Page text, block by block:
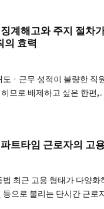
계해고와 주지 절차
의 효력
· 근무 성적이 불량한 직
므로 배제하고 싶은 한편,..
트타임 근로자의 고
최근 고용 형태가 다양
등으로 불리는 단시간 근로